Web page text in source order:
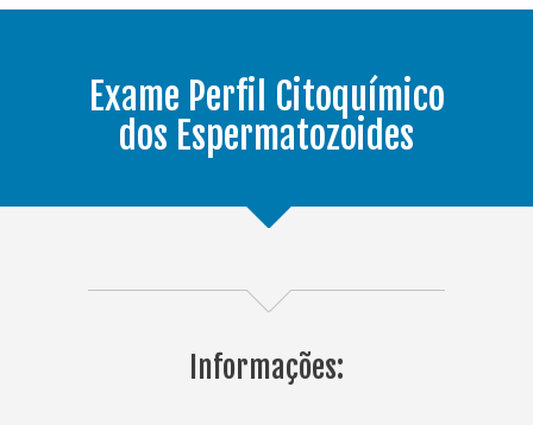
Exame Perfil Citoquímico
dos Espermatozoides
Informações: